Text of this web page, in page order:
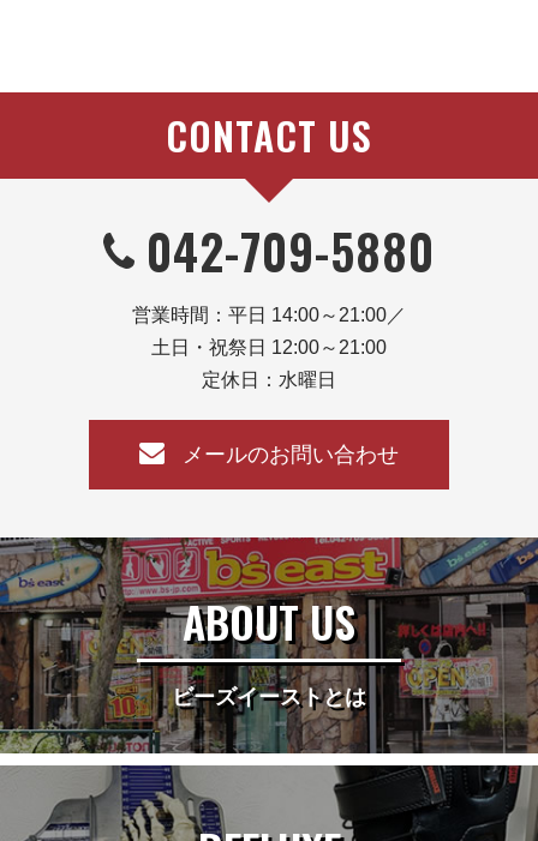
CONTACT US
042-709-5880
営業時間：平日 14:00～21:00／
土日・祝祭日 12:00～21:00
定休日：水曜日
メールのお問い合わせ
ABOUT US
ビーズイーストとは